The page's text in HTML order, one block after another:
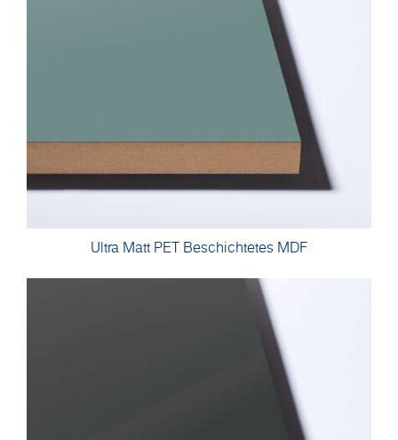
Ultra Matt PET Beschichtetes MDF